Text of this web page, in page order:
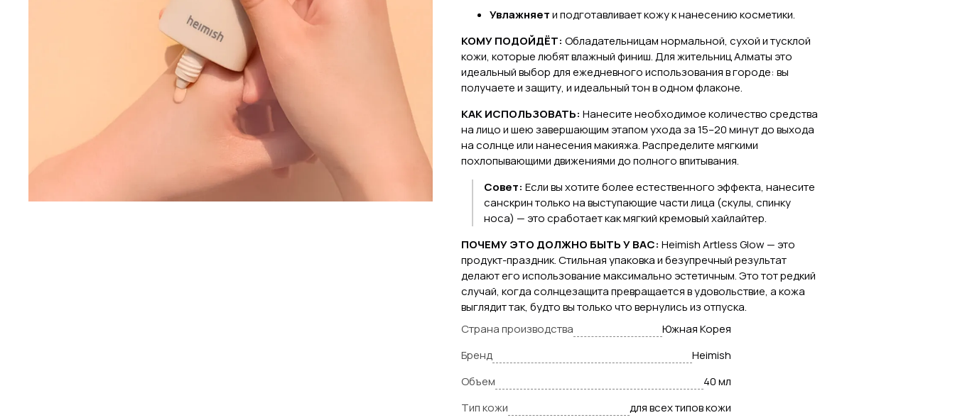
Увлажняети подготавливает кожу к нанесению косметики.
КОМУ ПОДОЙДЁТ: Обладательницам нормальной, сухой и тусклой
кожи, которые любят влажный финиш. Для жительниц Алматы это
идеальный выбор для ежедневного использования в городе: вы
получаете и защиту, и идеальный тон в одном флаконе.
КАК ИСПОЛЬЗОВАТЬ: Нанесите необходимое количество средства
на лицо и шею завершающим этапом ухода за 15–20 минут до выхода
на солнце или нанесения макияжа. Распределите мягкими
похлопывающими движениями до полного впитывания.
Совет: Если вы хотите более естественного эффекта, нанесите
санскрин только на выступающие части лица (скулы, спинку
носа) — это сработает как мягкий кремовый хайлайтер.
ПОЧЕМУ ЭТО ДОЛЖНО БЫТЬ У ВАС: Heimish Artless Glow — это
продукт-праздник. Стильная упаковка и безупречный результат
делают его использование максимально эстетичным. Это тот редкий
случай, когда солнцезащита превращается в удовольствие, а кожа
выглядит так, будто вы только что вернулись из отпуска.
Страна производства
Южная Корея
Бренд
Heimish
Объем
40 мл
Тип кожи
для всех типов кожи